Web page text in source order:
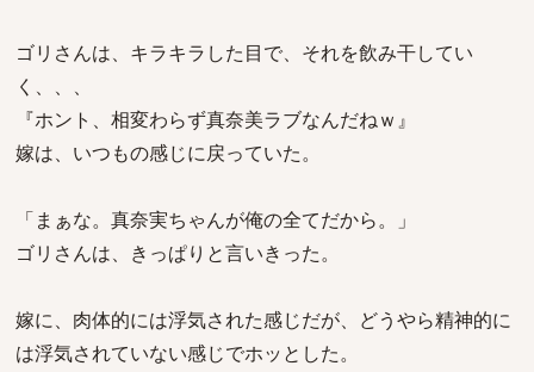
ゴリさんは、キラキラした目で、それを飲み干してい
く、、、
『ホント、相変わらず真奈美ラブなんだねｗ』
嫁は、いつもの感じに戻っていた。
「まぁな。真奈実ちゃんが俺の全てだから。」
ゴリさんは、きっぱりと言いきった。
嫁に、肉体的には浮気された感じだが、どうやら精神的に
は浮気されていない感じでホッとした。